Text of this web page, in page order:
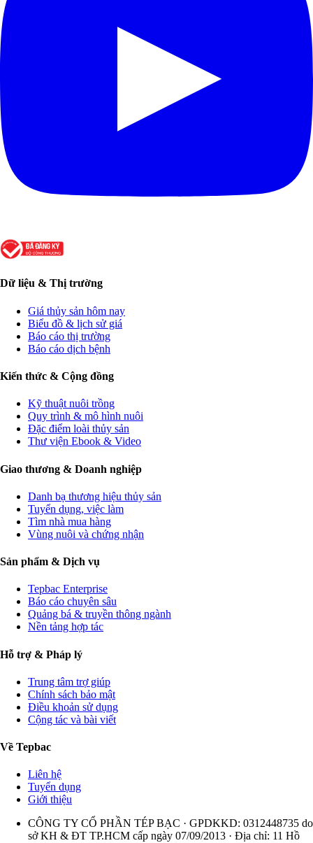
Dữ liệu & Thị trường
Giá thủy sản hôm nay
Biểu đồ & lịch sử giá
Báo cáo thị trường
Báo cáo dịch bệnh
Kiến thức & Cộng đồng
Kỹ thuật nuôi trồng
Quy trình & mô hình nuôi
Đặc điểm loài thủy sản
Thư viện Ebook & Video
Giao thương & Doanh nghiệp
Danh bạ thương hiệu thủy sản
Tuyển dụng, việc làm
Tìm nhà mua hàng
Vùng nuôi và chứng nhận
Sản phẩm & Dịch vụ
Tepbac Enterprise
Báo cáo chuyên sâu
Quảng bá & truyền thông ngành
Nền tảng hợp tác
Hỗ trợ & Pháp lý
Trung tâm trợ giúp
Chính sách bảo mật
Điều khoản sử dụng
Cộng tác và bài viết
Về Tepbac
Liên hệ
Tuyển dụng
Giới thiệu
CÔNG TY CỔ PHẦN TÉP BẠC · GPDKKD: 0312448735 do
sở KH & ĐT TP.HCM cấp ngày 07/09/2013 · Địa chỉ: 11 Hồ